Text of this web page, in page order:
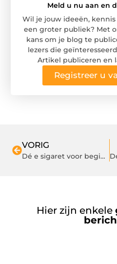
Meld u nu aan en
Wil je jouw ideeën,
een groter publiek? Met
kans om je blog te
lezers die
Artikel publiceren en
Registreer u
VORIG
Dé e sigaret voor beginners
Hier zijn enkele